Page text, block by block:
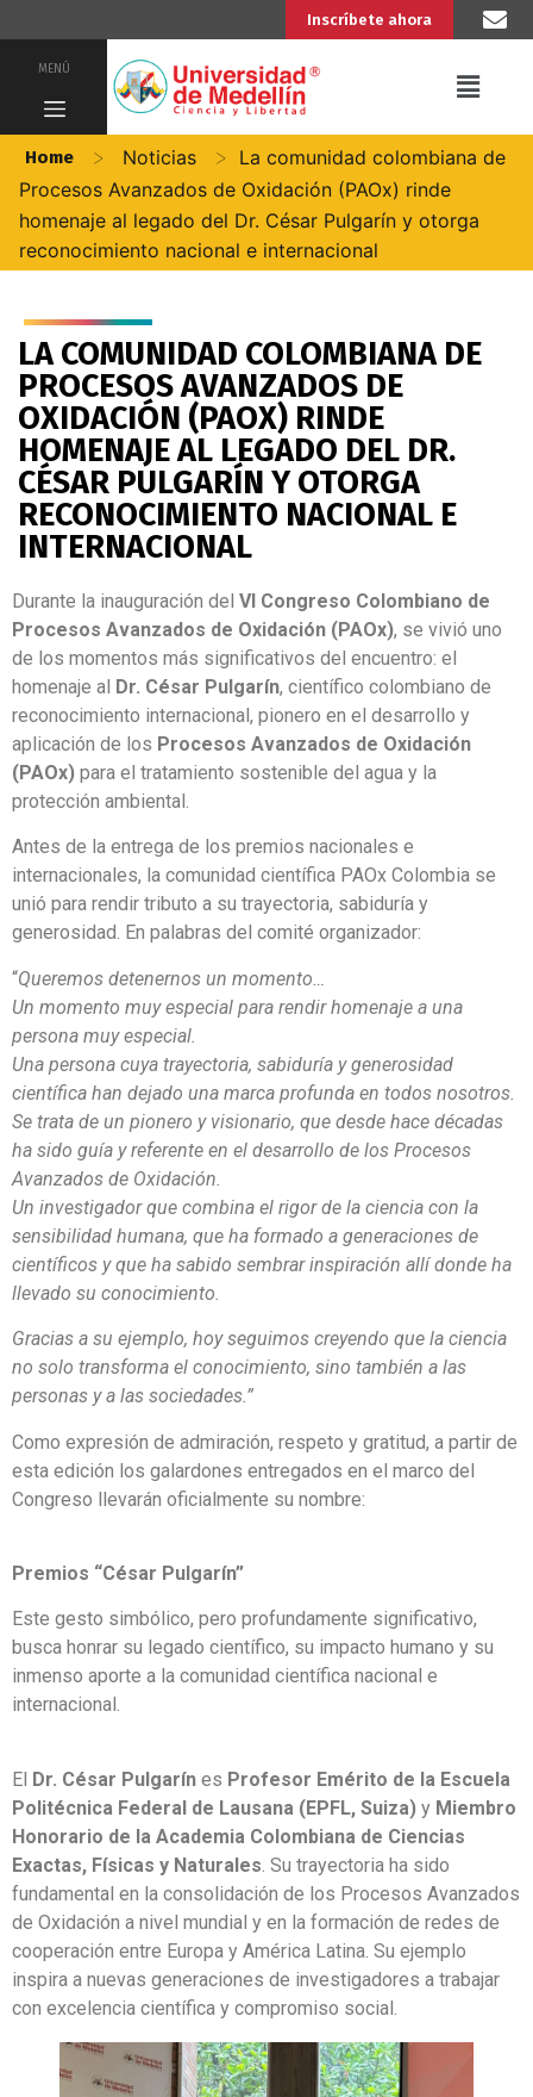
Inscríbete ahora
MENÚ
Home > Noticias >
La comunidad colombiana de
Procesos Avanzados de Oxidación (PAOx) rinde
homenaje al legado del Dr. César Pulgarín y otorga
reconocimiento nacional e internacional
LA COMUNIDAD COLOMBIANA DE
PROCESOS AVANZADOS DE
OXIDACIÓN (PAOX) RINDE
HOMENAJE AL LEGADO DEL DR.
CÉSAR PULGARÍN Y OTORGA
RECONOCIMIENTO NACIONAL E
INTERNACIONAL
Durante la inauguración del VI Congreso Colombiano de
Procesos Avanzados de Oxidación (PAOx), se vivió uno
de los momentos más significativos del encuentro: el
homenaje al Dr. César Pulgarín, científico colombiano de
reconocimiento internacional, pionero en el desarrollo y
aplicación de los Procesos Avanzados de Oxidación
(PAOx) para el tratamiento sostenible del agua y la
protección ambiental.
Antes de la entrega de los premios nacionales e
internacionales, la comunidad científica PAOx Colombia se
unió para rendir tributo a su trayectoria, sabiduría y
generosidad. En palabras del comité organizador:
“Queremos detenernos un momento…
Un momento muy especial para rendir homenaje a una
persona muy especial.
Una persona cuya trayectoria, sabiduría y generosidad
científica han dejado una marca profunda en todos nosotros.
Se trata de un pionero y visionario, que desde hace décadas
ha sido guía y referente en el desarrollo de los Procesos
Avanzados de Oxidación.
Un investigador que combina el rigor de la ciencia con la
sensibilidad humana, que ha formado a generaciones de
científicos y que ha sabido sembrar inspiración allí donde ha
llevado su conocimiento.
Gracias a su ejemplo, hoy seguimos creyendo que la ciencia
no solo transforma el conocimiento, sino también a las
personas y a las sociedades.”
Como expresión de admiración, respeto y gratitud, a partir de
esta edición los galardones entregados en el marco del
Congreso llevarán oficialmente su nombre:
Premios “César Pulgarín”
Este gesto simbólico, pero profundamente significativo,
busca honrar su legado científico, su impacto humano y su
inmenso aporte a la comunidad científica nacional e
internacional.
El Dr. César Pulgarín es Profesor Emérito de la Escuela
Politécnica Federal de Lausana (EPFL, Suiza) y Miembro
Honorario de la Academia Colombiana de Ciencias
Exactas, Físicas y Naturales . Su trayectoria ha sido
fundamental en la consolidación de los Procesos Avanzados
de Oxidación a nivel mundial y en la formación de redes de
cooperación entre Europa y América Latina. Su ejemplo
inspira a nuevas generaciones de investigadores a trabajar
con excelencia científica y compromiso social.